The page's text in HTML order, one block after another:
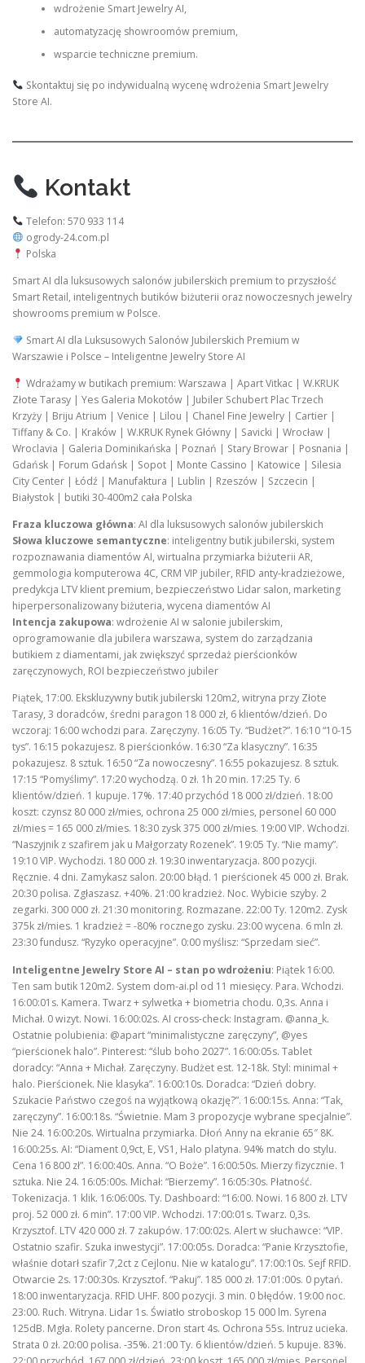
wdrożenie Smart Jewelry AI,
automatyzację showroomów premium,
wsparcie techniczne premium.
Skontaktuj się po indywidualną wycenę wdrożenia Smart Jewelry
Store AI.
Kontakt
Telefon: 570 933 114
ogrody-24.com.pl
Polska
Smart AI dla luksusowych salonów jubilerskich premium to przyszłość
Smart Retail, inteligentnych butików biżuterii oraz nowoczesnych jewelry
showrooms premium w Polsce.
Smart AI dla Luksusowych Salonów Jubilerskich Premium w
Warszawie i Polsce – Inteligentne Jewelry Store AI
Wdrażamy w butikach premium: Warszawa | Apart Vitkac | W.KRUK
Złote Tarasy | Yes Galeria Mokotów | Jubiler Schubert Plac Trzech
Krzyży | Briju Atrium | Venice | Lilou | Chanel Fine Jewelry | Cartier |
Tiffany & Co. | Kraków | W.KRUK Rynek Główny | Savicki | Wrocław |
Wroclavia | Galeria Dominikańska | Poznań | Stary Browar | Posnania |
Gdańsk | Forum Gdańsk | Sopot | Monte Cassino | Katowice | Silesia
City Center | Łódź | Manufaktura | Lublin | Rzeszów | Szczecin |
Białystok | butiki 30-400m2 cała Polska
Fraza kluczowa główna: AI dla luksusowych salonów jubilerskich
Słowa kluczowe semantyczne: inteligentny butik jubilerski, system
rozpoznawania diamentów AI, wirtualna przymiarka biżuterii AR,
gemmologia komputerowa 4C, CRM VIP jubiler, RFID anty-kradzieżowe,
predykcja LTV klient premium, bezpieczeństwo Lidar salon, marketing
hiperpersonalizowany biżuteria, wycena diamentów AI
Intencja zakupowa: wdrożenie AI w salonie jubilerskim,
oprogramowanie dla jubilera warszawa, system do zarządzania
butikiem z diamentami, jak zwiększyć sprzedaż pierścionków
zaręczynowych, ROI bezpieczeństwo jubiler
Piątek, 17:00. Ekskluzywny butik jubilerski 120m2, witryna przy Złote
Tarasy, 3 doradców, średni paragon 18 000 zł, 6 klientów/dzień. Do
wczoraj: 16:00 wchodzi para. Zaręczyny. 16:05 Ty. “Budżet?”. 16:10 “10-15
tys”. 16:15 pokazujesz. 8 pierścionków. 16:30 “Za klasyczny”. 16:35
pokazujesz. 8 sztuk. 16:50 “Za nowoczesny”. 16:55 pokazujesz. 8 sztuk.
17:15 “Pomyślimy”. 17:20 wychodzą. 0 zł. 1h 20 min. 17:25 Ty. 6
klientów/dzień. 1 kupuje. 17%. 17:40 przychód 18 000 zł/dzień. 18:00
koszt: czynsz 80 000 zł/mies, ochrona 25 000 zł/mies, personel 60 000
zł/mies = 165 000 zł/mies. 18:30 zysk 375 000 zł/mies. 19:00 VIP. Wchodzi.
“Naszyjnik z szafirem jak u Małgorzaty Rozenek”. 19:05 Ty. “Nie mamy”.
19:10 VIP. Wychodzi. 180 000 zł. 19:30 inwentaryzacja. 800 pozycji.
Ręcznie. 4 dni. Zamykasz salon. 20:00 błąd. 1 pierścionek 45 000 zł. Brak.
20:30 polisa. Zgłaszasz. +40%. 21:00 kradzież. Noc. Wybicie szyby. 2
zegarki. 300 000 zł. 21:30 monitoring. Rozmazane. 22:00 Ty. 120m2. Zysk
375k zł/mies. 1 kradzież = -80% rocznego zysku. 23:00 wycena. 6 mln zł.
23:30 fundusz. “Ryzyko operacyjne”. 0:00 myślisz: “Sprzedam sieć”.
Inteligentne Jewelry Store AI – stan po wdrożeniu: Piątek 16:00.
Ten sam butik 120m2. System dom-ai.pl od 11 miesięcy. Para. Wchodzi.
16:00:01s. Kamera. Twarz + sylwetka + biometria chodu. 0,3s. Anna i
Michał. 0 wizyt. Nowi. 16:00:02s. AI cross-check: Instagram. @anna_k.
Ostatnie polubienia: @apart “minimalistyczne zaręczyny”, @yes
“pierścionek halo”. Pinterest: “ślub boho 2027”. 16:00:05s. Tablet
doradcy: “Anna + Michał. Zaręczyny. Budżet est. 12-18k. Styl: minimal +
halo. Pierścionek. Nie klasyka”. 16:00:10s. Doradca: “Dzień dobry.
Szukacie Państwo czegoś na wyjątkową okazję?”. 16:00:15s. Anna: “Tak,
zaręczyny”. 16:00:18s. “Świetnie. Mam 3 propozycje wybrane specjalnie”.
Nie 24. 16:00:20s. Wirtualna przymiarka. Dłoń Anny na ekranie 65″ 8K.
16:00:25s. AI: “Diament 0,9ct, E, VS1, Halo platyna. 94% match do stylu.
Cena 16 800 zł”. 16:00:40s. Anna. “O Boże”. 16:00:50s. Mierzy fizycznie. 1
sztuka. Nie 24. 16:05:00s. Michał: “Bierzemy”. 16:05:30s. Płatność.
Tokenizacja. 1 klik. 16:06:00s. Ty. Dashboard: “16:00. Nowi. 16 800 zł. LTV
proj. 52 000 zł. 6 min”. 17:00 VIP. Wchodzi. 17:00:01s. Twarz. 0,3s.
Krzysztof. LTV 420 000 zł. 7 zakupów. 17:00:02s. Alert w słuchawce: “VIP.
Ostatnio szafir. Szuka inwestycji”. 17:00:05s. Doradca: “Panie Krzysztofie,
właśnie dotarł szafir 7,2ct z Cejlonu. Nie w katalogu”. 17:00:10s. Sejf RFID.
Otwarcie 2s. 17:00:30s. Krzysztof. “Pakuj”. 185 000 zł. 17:01:00s. 0 pytań.
18:00 inwentaryzacja. RFID UHF. 800 pozycji. 3 min. 0 błędów. 19:00 noc.
23:00. Ruch. Witryna. Lidar 1s. Światło stroboskop 15 000 lm. Syrena
125dB. Mgła. Rolety pancerne. Dron start 4s. Ochrona 55s. Intruz ucieka.
Strata 0 zł. 20:00 polisa. -35%. 21:00 Ty. 6 klientów/dzień. 5 kupuje. 83%.